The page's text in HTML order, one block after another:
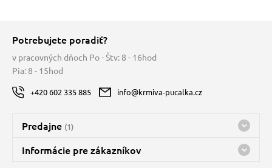
Potrebujete poradiť?
v pracovných dňoch Po - Štv: 8 - 16hod
Pia: 8 - 15hod
+420 602 335 885 info@krmiva-pucalka.cz
Predajne (1)
Predajňa a sklad Kbely
nes máme otvorené 08:00 - 15:00
Informácie pre zákazníkov